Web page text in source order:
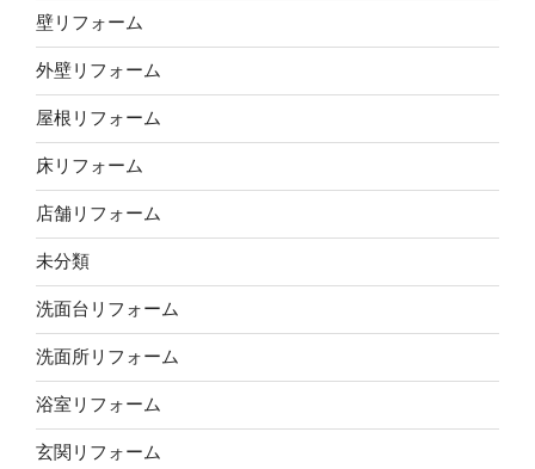
壁リフォーム
外壁リフォーム
屋根リフォーム
床リフォーム
店舗リフォーム
未分類
洗面台リフォーム
洗面所リフォーム
浴室リフォーム
玄関リフォーム